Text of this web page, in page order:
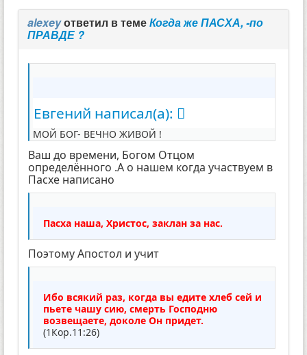
alexeyответил в темеКогда же ПАСХА, -по
ПРАВДЕ ?
Евгений написал(а):
МОЙ БОГ- ВЕЧНО ЖИВОЙ !
Ваш до времени, Богом Отцом
определённого .А о нашем когда участвуем в
Пасхе написано
Пасха наша, Христос, заклан за нас.
Поэтому Апостол и учит
Ибо всякий раз, когда вы едите хлеб сей и
пьете чашу сию, смерть Господню
возвещаете, доколе Он придет.
(1Кор.11:26)